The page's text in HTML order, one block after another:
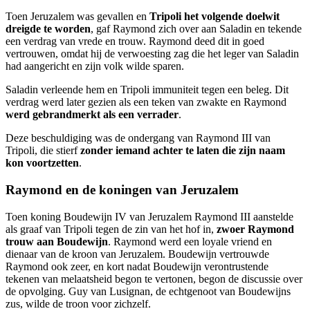
Toen Jeruzalem was gevallen en Tripoli het volgende doelwit
dreigde te worden, gaf Raymond zich over aan Saladin en tekende
een verdrag van vrede en trouw. Raymond deed dit in goed
vertrouwen, omdat hij de verwoesting zag die het leger van Saladin
had aangericht en zijn volk wilde sparen.
Saladin verleende hem en Tripoli immuniteit tegen een beleg. Dit
verdrag werd later gezien als een teken van zwakte en Raymond
werd gebrandmerkt als een verrader.
Deze beschuldiging was de ondergang van Raymond III van
Tripoli, die stierfzonder iemand achter te laten die zijn naam
kon voortzetten.
Raymond en de koningen van Jeruzalem
Toen koning Boudewijn IV van Jeruzalem Raymond III aanstelde
als graaf van Tripoli tegen de zin van het hof in, zwoer Raymond
trouw aan Boudewijn. Raymond werd een loyale vriend en
dienaar van de kroon van Jeruzalem. Boudewijn vertrouwde
Raymond ook zeer, en kort nadat Boudewijn verontrustende
tekenen van melaatsheid begon te vertonen, begon de discussie over
de opvolging. Guy van Lusignan, de echtgenoot van Boudewijns
zus, wilde de troon voor zichzelf.